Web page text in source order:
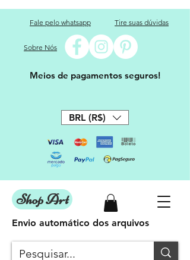
Fale pelo whatsapp Tire suas dúvidas
Sobre Nós
Meios de pagamentos seguros!
BRL (R$)
Shop Art
Envio automático dos arquivos